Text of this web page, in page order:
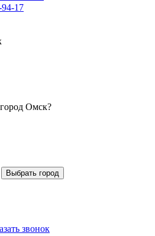
94-17
Омск?
Выбрать город
звонок